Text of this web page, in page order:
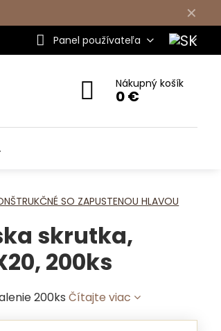
✕
Panel používateľa
Nákupný košík
0 €
SO ZAPUSTENOU HLAVOU
skrutka,
200ks
200ksČítajte viac